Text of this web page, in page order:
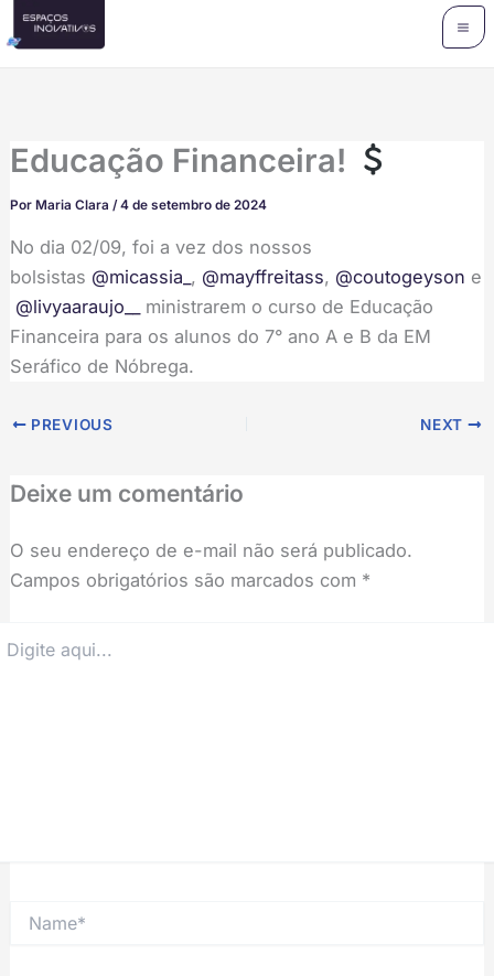
para
Educação Financeira!
Por Maria Clara /4 de setembro de 2024
No dia 02/09, foi a vez dos nossos
bolsistas @micassia_ , @mayffreitass, @coutogeyson e
@livyaaraujo__
ministrarem o curso de Educação
Financeira para os alunos do 7° ano A e B da EM
Seráfico de Nóbrega.
PREVIOUS NEXT
Deixe um comentário
O seu endereço de e-mail não será publicado.
Campos obrigatórios são marcados com *